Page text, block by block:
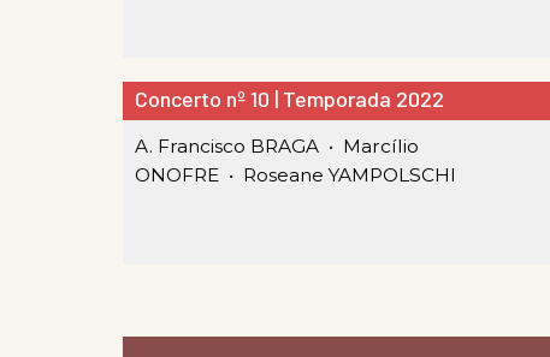
Concerto nº 10 | Temporada 2022
A. Francisco BRAGA • Marcílio
ONOFRE • Roseane YAMPOLSCHI